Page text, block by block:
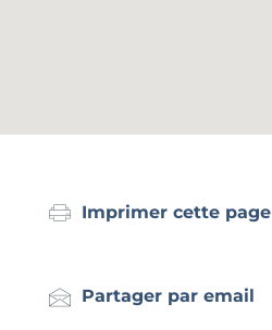
Imprimer cette page
Partager par email